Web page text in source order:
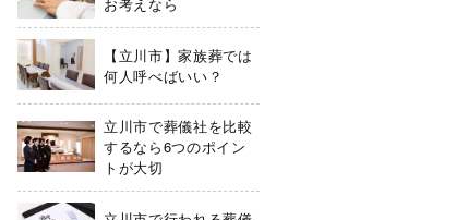
【立川市】家族葬では
何人呼べばいい？
立川市で葬儀社を比較
するなら6つのポイン
トが大切